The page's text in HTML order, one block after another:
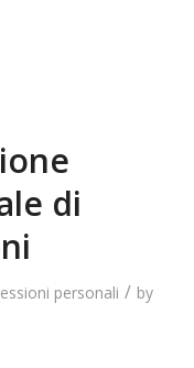
di
personali / by